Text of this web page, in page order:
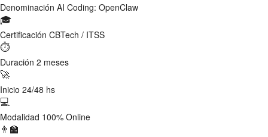
Denominación AI Coding: OpenClaw
🎓
Certificación CBTech / ITSS
⏱
Duración 2 meses
🚀
Inicio 24/48 hs
💻
Modalidad 100% Online
👨‍🏫